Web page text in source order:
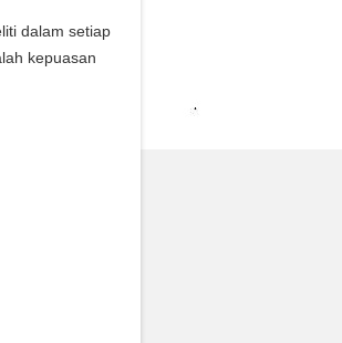
dalam setiap
kepuasan